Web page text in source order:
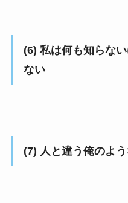
(6) 私は何も知らな
ない
(7) 人と違う俺のよ